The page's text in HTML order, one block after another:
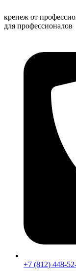
к
содержимому
крепеж от
для профессионалов
+7 (812) 448-